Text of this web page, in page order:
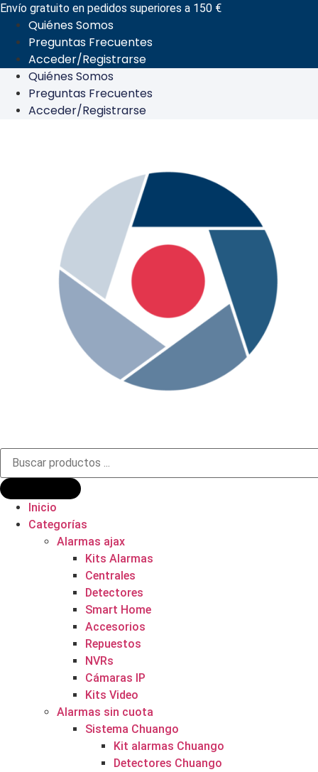
Ir
contenido
Envío gratuito en pedidos superiores a 150 €
Quiénes Somos
Preguntas Frecuentes
Acceder/Registrarse
Quiénes Somos
Preguntas Frecuentes
Acceder/Registrarse
Búsqueda
productos
Inicio
Categorías
Alarmas ajax
Kits Alarmas
Centrales
Detectores
Smart Home
Accesorios
Repuestos
NVRs
Cámaras IP
Kits Video
Alarmas sin cuota
Sistema Chuango
Kit alarmas Chuango
Detectores Chuango